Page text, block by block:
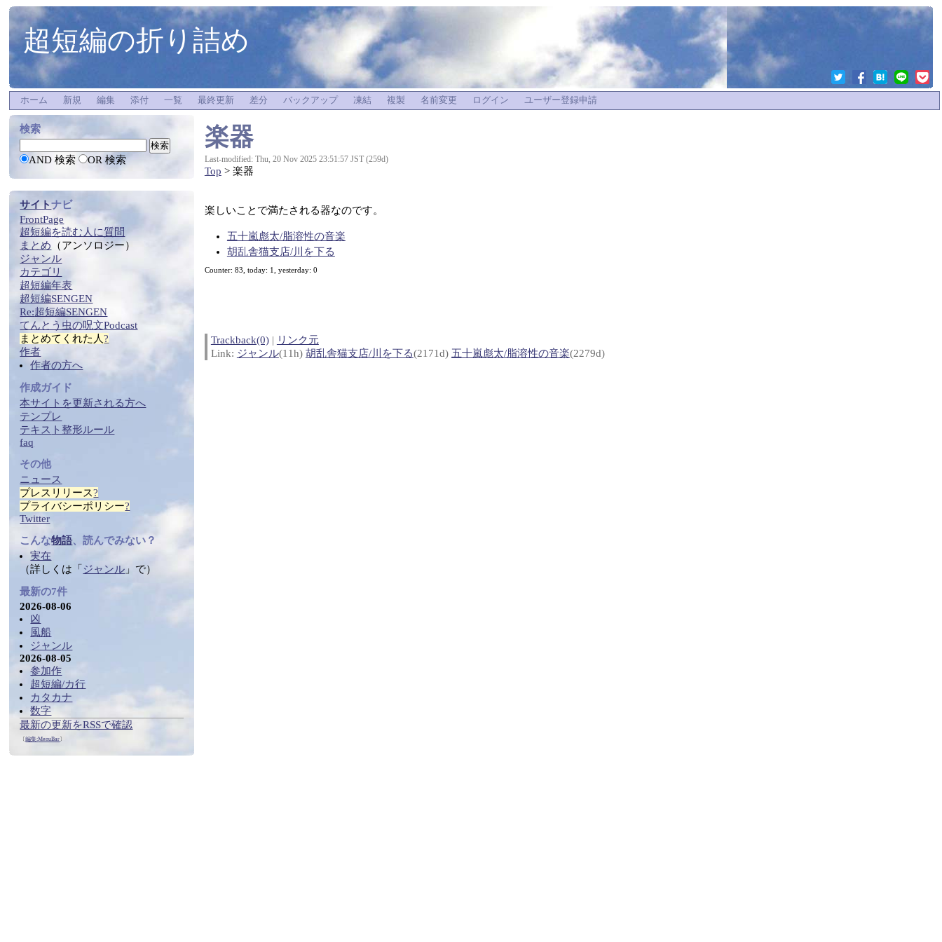
超短編の折り詰め
ホーム 新規 編集 添付 一覧 最終更新 差分 バックアップ 凍結 複製 名前変更 ログイン ユーザー登録申請
楽器
Last-modified: Thu, 20 Nov 2025 23:51:57 JST (259d)
Top > 楽器
楽しいことで満たされる器なのです。
五十嵐彪太/脂溶性の音楽
胡乱舎猫支店/川を下る
Counter: 83, today: 1, yesterday: 0
Trackback(0)| リンク元
Link: ジャンル(11h) 胡乱舎猫支店/川を下る(2171d) 五十嵐彪太/脂溶性の音楽(2279d)
検索
AND 検索 OR 検索
サイトナビ
FrontPage
超短編を読む 人に質問
まとめ （アンソロジー）
ジャンル
カテゴリ
超短編年表
超短編SENGEN
Re:超短編SENGEN
てんとう虫の呪文Podcast
まとめてくれた人?
作者
作者の方へ
作成ガイド
本サイトを更新される方へ
テンプレ
テキス ト整形ルール
faq
その他
ニュース
プレスリリース?
プライバシーポリシー?
Twitter
こんな物語、読んでみない？
実在
（詳しくは「 ジャンル 」で）
最新の7件
2026-08-06
凶
風船
ジャンル
2026-08-05
参加作
超短編/カ行
カタカナ
数字
最新の更新をRSSで確認
〔編集:MenuBar〕